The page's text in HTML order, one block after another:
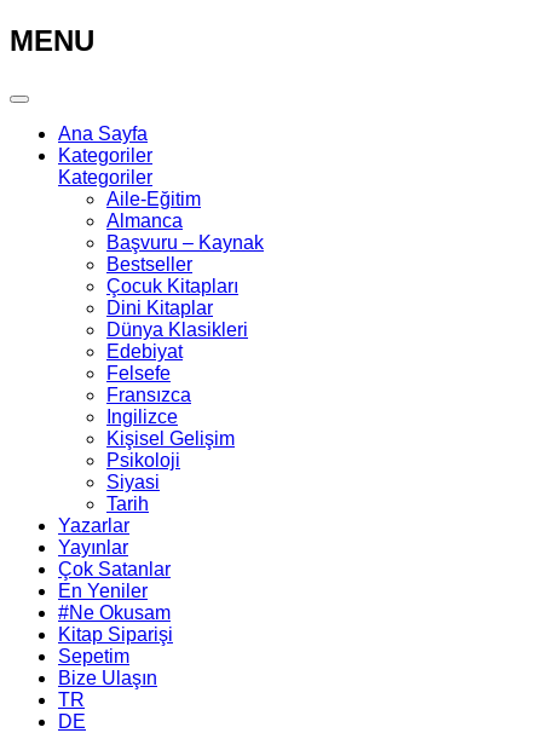
MENU
Ana Sayfa
Kategoriler
Kategoriler
Aile-Eğitim
Almanca
Başvuru – Kaynak
Bestseller
Çocuk Kitapları
Dini Kitaplar
Dünya Klasikleri
Edebiyat
Felsefe
Fransızca
Ingilizce
Kişisel Gelişim
Psikoloji
Siyasi
Tarih
Yazarlar
Yayınlar
Çok Satanlar
En Yeniler
#Ne Okusam
Kitap Siparişi
Sepetim
Bize Ulaşın
TR
DE